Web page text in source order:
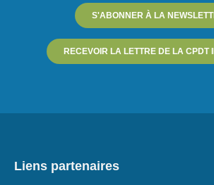
S'ABONNER À LA
RECEVOIR LA LETTRE DE LA CPDT
Liens partenaires